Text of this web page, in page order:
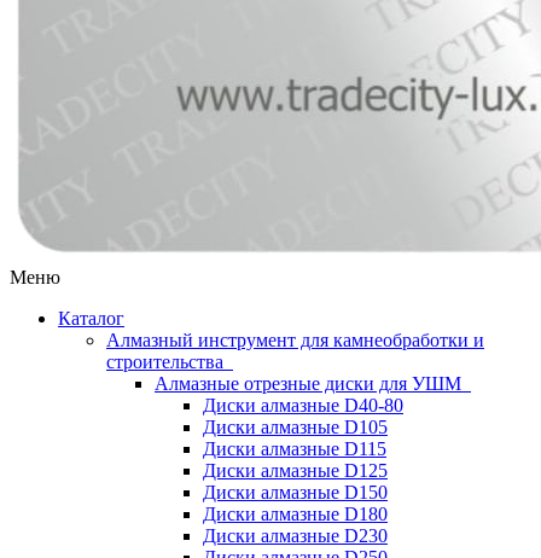
Меню
Каталог
Алмазный инструмент для камнеобработки и
строительства
Алмазные отрезные диски для УШМ
Диски алмазные D40-80
Диски алмазные D105
Диски алмазные D115
Диски алмазные D125
Диски алмазные D150
Диски алмазные D180
Диски алмазные D230